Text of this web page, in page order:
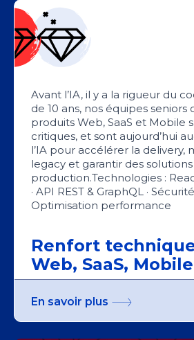
Avant l’IA, il y a la rigueur du
de 10 ans, nos équipes seniors
produits Web, SaaS et Mobile
critiques, et sont aujourd’hui
l’IA pour accélérer la delivery,
legacy et garantir des
production.Technologies :
· API REST & GraphQL ·
Optimisation performance
Renfort
Web, SaaS, Mobile
En savoir plus